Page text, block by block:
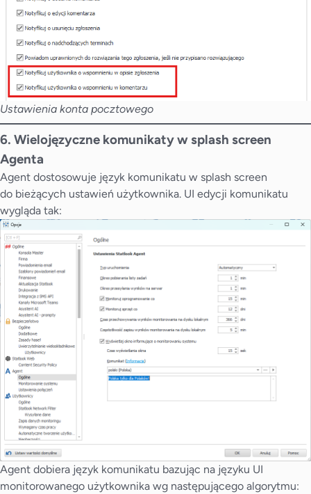
Ustawienia konta pocztowego
6. Wielojęzyczne komunikaty w splash screen
Agenta
Agent dostosowuje język komunikatu w splash screen
do bieżących ustawień użytkownika. UI edycji komunikatu
wygląda tak:
Agent dobiera język komunikatu bazując na języku UI
monitorowanego użytkownika wg następującego algorytmu: